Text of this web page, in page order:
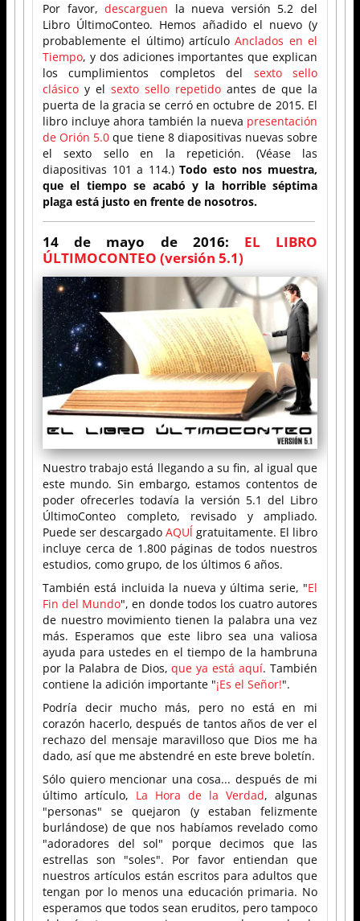
Por favor,descarguen la nueva versión 5.2 del
Libro ÚltimoConteo. Hemos añadido el nuevo (y
probablemente el último) artículoAnclados en el
Tiempo, y dos adiciones importantes que explican
los cumplimientos completos del sexto sello
clásico y el sexto sello repetido antes de que la
puerta de la gracia se cerró en octubre de 2015. El
libro incluye ahora también la nueva presentación
de Orión 5.0 que tiene 8 diapositivas nuevas sobre
el sexto sello en la repetición. (Véase las
diapositivas 101 a 114.)Todo esto nos muestra,
que el tiempo se acabó y la horrible séptima
plaga está justo en frente de nosotros.
14 de mayo de 2016: EL LIBRO
ÚLTIMOCONTEO (versión 5.1)
Nuestro trabajo está llegando a su fin, al igual que
este mundo. Sin embargo, estamos contentos de
poder ofrecerles todavía la versión 5.1 del Libro
ÚltimoConteo completo, revisado y ampliado.
Puede ser descargado AQUĺ gratuitamente. El libro
incluye cerca de 1.800 páginas de todos nuestros
estudios, como grupo, de los últimos 6 años.
También está incluida la nueva y última serie, "El
Fin del Mundo", en donde todos los cuatro autores
de nuestro movimiento tienen la palabra una vez
más. Esperamos que este libro sea una valiosa
ayuda para ustedes en el tiempo de la hambruna
por la Palabra de Dios,que ya está aquí. También
contiene la adición importante "¡Es el Señor!".
Podría decir mucho más, pero no está en mi
corazón hacerlo, después de tantos años de ver el
rechazo del mensaje maravilloso que Dios me ha
dado, así que me abstendré en este breve boletín.
Sólo quiero mencionar una cosa... después de mi
último artículo, La Hora de la Verdad, algunas
"personas" se quejaron (y estaban felizmente
burlándose) de que nos habíamos revelado como
"adoradores del sol" porque decimos que las
estrellas son "soles". Por favor entiendan que
nuestros artículos están escritos para adultos que
tengan por lo menos una educación primaria. No
esperamos que todos sean eruditos, pero tampoco